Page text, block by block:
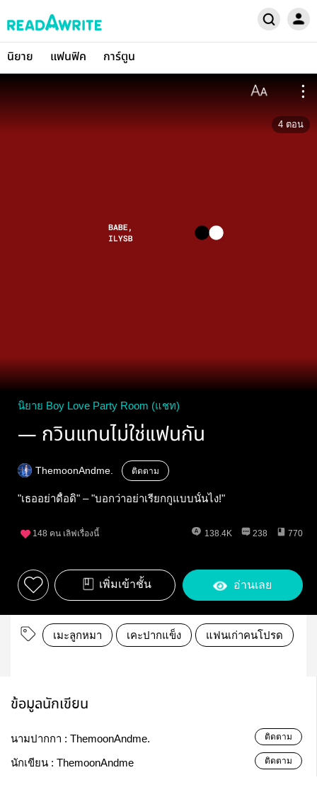
นิยาย แฟนฟิค การ์ตูน
4 ตอน
นิยาย Boy Love Party Room (แชท)
— กวินแทนไม่ใช่แฟนกัน
ThemoonAndme. ติดตาม
"เธออย่าดื้อดิ" – "บอกว่าอย่าเรียกกูแบบนั้นไง!"
148 คน เลิฟเรื่องนี้ 138.4K 238 770
เพิ่มเข้าชั้น อ่านเลย
เมะลูกหมา เคะปากแข็ง แฟนเก่าคนโปรด
ข้อมูลนักเขียน
นามปากกา : ThemoonAndme. ติดตาม
นักเขียน : ThemoonAndme ติดตาม